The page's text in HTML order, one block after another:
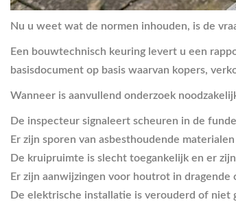
Nu u weet wat de normen inhouden, is de
Een bouwtechnisch keuring levert u een
basisdocument op basis waarvan kopers,
Wanneer is aanvullend onderzoek
De inspecteur signaleert scheuren in de
Er zijn sporen van asbesthoudende
De kruipruimte is slecht toegankelijk en er
Er zijn aanwijzingen voor houtrot in
De elektrische installatie is verouderd of niet